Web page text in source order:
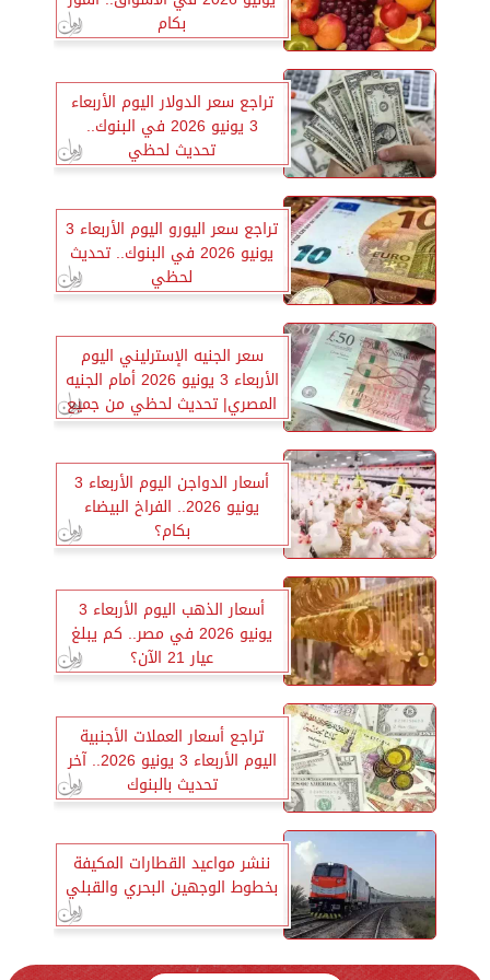
بكام
تراجع سعر الدولار اليوم الأربعاء
3 يونيو 2026 في البنوك..
تحديث لحظي
تراجع سعر اليورو اليوم الأربعاء 3
يونيو 2026 في البنوك.. تحديث
لحظي
سعر الجنيه الإسترليني اليوم
الأربعاء 3 يونيو 2026 أمام الجنيه
المصري| تحديث لحظي من جميع
البنوك
أسعار الدواجن اليوم الأربعاء 3
يونيو 2026.. الفراخ البيضاء
بكام؟
أسعار الذهب اليوم الأربعاء 3
يونيو 2026 في مصر.. كم يبلغ
عيار 21 الآن؟
تراجع أسعار العملات الأجنبية
اليوم الأربعاء 3 يونيو 2026.. آخر
تحديث بالبنوك
ننشر مواعيد القطارات المكيفة
بخطوط الوجهين البحري والقبلي